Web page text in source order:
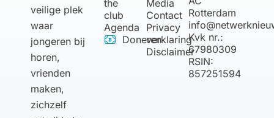
veilige plek
waar
jongeren bij
horen,
vrienden
maken,
zichzelf
the
club
Agenda
Doneren
Media
Contact
Privacy
verklaring
Disclaimer
Rotterdam
Kvk nr.:
67980309
RSIN:
857251594